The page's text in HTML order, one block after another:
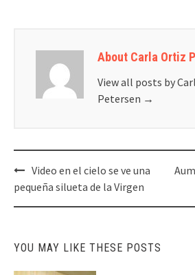
About Carla Ortiz
View all posts by
Petersen →
Post
navigation
Video en el cielo se ve una
pequeña silueta de la Virgen
YOU MAY LIKE THESE POSTS